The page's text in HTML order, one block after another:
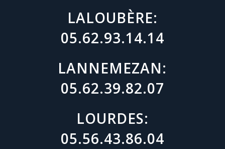
LALOUBÈRE:
05.62.93.14.14
LANNEMEZAN:
05.62.39.82.07
LOURDES:
05.56.43.86.04